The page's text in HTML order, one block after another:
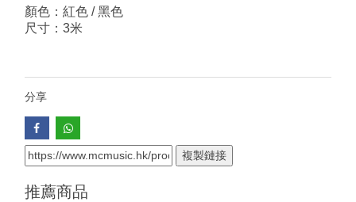
顏色：紅色 / 黑色
尺寸：3米
分享
複製鏈接
推薦商品